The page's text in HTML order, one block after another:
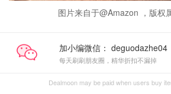
图片来自于@Amazon ，版权
加小编微信：
每天刷刷朋友圈，精华折扣不漏掉
Dealmoon may be paid when users buy